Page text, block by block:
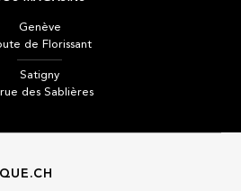
Genève
de Florissant
Satigny
des Sablières